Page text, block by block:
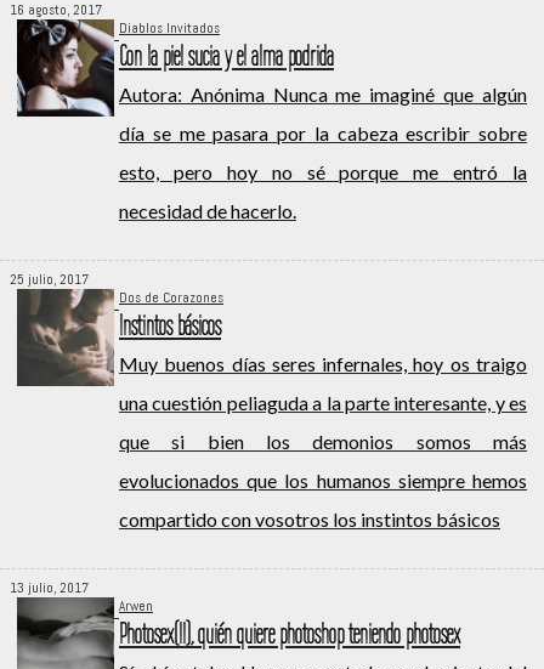
16 agosto, 2017
Diablos Invitados
Con la piel sucia y el alma podrida
Autora: Anónima Nunca me imaginé que algún
día se me pasara por la cabeza escribir sobre
esto, pero hoy no sé porque me entró la
necesidad de hacerlo.
25 julio, 2017
Dos de Corazones
Instintos básicos
Muy buenos días seres infernales, hoy os traigo
una cuestión peliaguda a la parte interesante, y es
que si bien los demonios somos más
evolucionados que los humanos siempre hemos
compartido con vosotros los instintos básicos
13 julio, 2017
Arwen
Photosex(II), quién quiere photoshop teniendo photosex